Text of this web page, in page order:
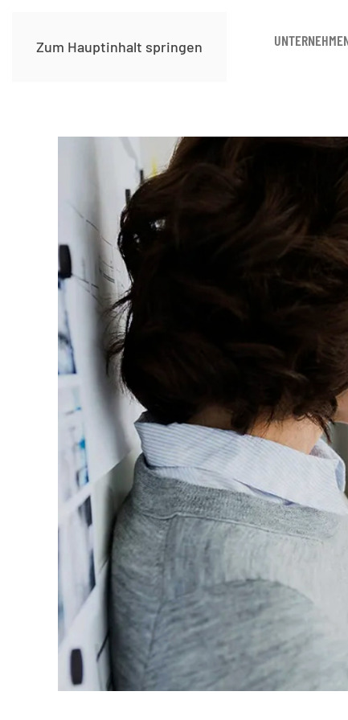
Zum Hauptinhalt springen